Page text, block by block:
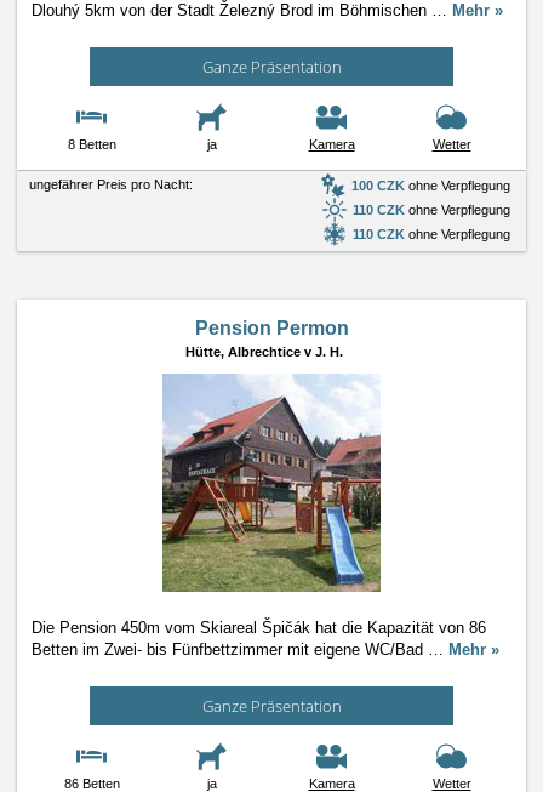
Dlouhý 5km von der Stadt Železný Brod im Böhmischen … Mehr »
Ganze Präsentation
8 Betten ja Kamera Wetter
ungefährer Preis pro Nacht: 100 CZK ohne Verpflegung
110 CZK ohne Verpflegung
110 CZK ohne Verpflegung
Pension Permon
Hütte, Albrechtice v J. H.
Die Pension 450m vom Skiareal Špičák hat die Kapazität von 86
Betten im Zwei- bis Fünfbettzimmer mit eigene WC/Bad … Mehr »
Ganze Präsentation
86 Betten ja Kamera Wetter